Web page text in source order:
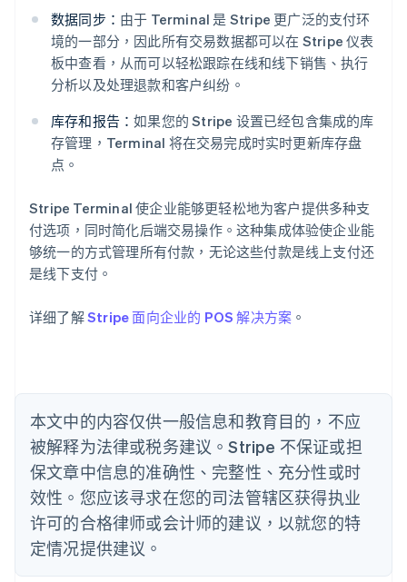
数据同步： 由于 Terminal 是 Stripe 更广泛的支付环
境的一部分，因此所有交易数据都可以在 Stripe 仪表
板中查看，从而可以轻松跟踪在线和线下销售、执行
分析以及处理退款和客户纠纷。
库存和报告：如果您的 Stripe 设置已经包含集成的库
存管理，Terminal 将在交易完成时实时更新库存盘
点。
Stripe Terminal 使企业能够更轻松地为客户提供多种支
付选项，同时简化后端交易操作。这种集成体验使企业能
够统一的方式管理所有付款，无论这些付款是线上支付还
是线下支付。
详细了解Stripe 面向企业的 POS 解决方案 。
本文中的内容仅供一般信息和教育目的，不应
被解释为法律或税务建议。Stripe 不保证或担
保文章中信息的准确性、完整性、充分性或时
效性。您应该寻求在您的司法管辖区获得执业
许可的合格律师或会计师的建议，以就您的特
定情况提供建议。
阿联酋
English
爱尔兰
English
English
奥地利
Deutsch English
澳大利亚
English
PortuguêsEnglish
English
丹麦
English
德国
DeutschEnglish
法国
FrançaisEnglish
芬兰
EnglishSvenska